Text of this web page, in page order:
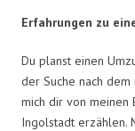
Erfahrungen zu
Du planst einen
der Suche nach dem
mich dir von meinen
Ingolstadt erzählen.